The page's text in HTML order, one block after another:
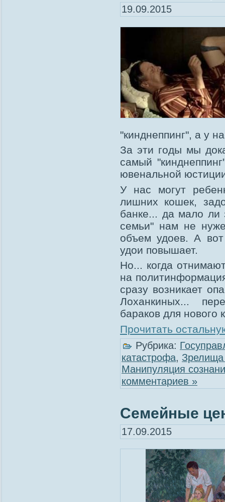
19.09.2015
"кинднеппинг", а у
За эти годы мы
самый
ювенальной
У нас могут
лишних кошек,
банке... да мало ли
семьи" нам не
объем удоев. А
удои повышает.
Но... когда
на
сразу возникает
Лоханкиных...
бараков для нового
Прочитать
Рубрика:
катастрофа, Зрелища
Манипуляция
комментариев »
Семейные
17.09.2015